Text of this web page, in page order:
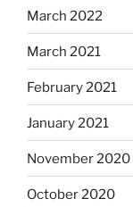
March 2022
March 2021
February 2021
January 2021
November 2020
October 2020